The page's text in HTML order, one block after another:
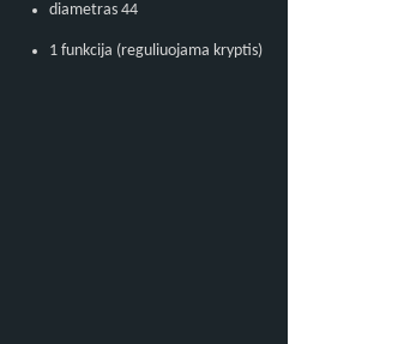
diametras 44
1 funkcija (reguliuojama kryptis)